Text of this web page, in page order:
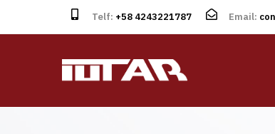
Telf: +58 4243221787 Email: